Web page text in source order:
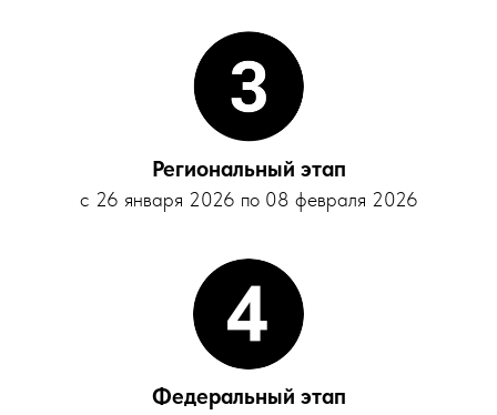
Региональный этап
с 26 января 2026 по 08 февраля 2026
Федеральный этап